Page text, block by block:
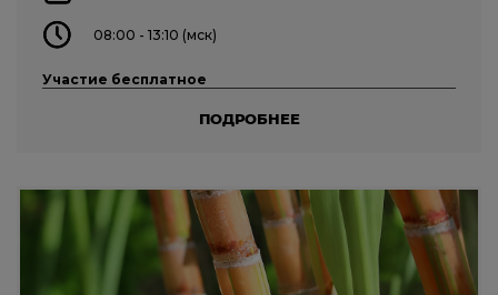
08:00 - 13:10 (мск)
Участие бесплатное
ПОДРОБНЕЕ